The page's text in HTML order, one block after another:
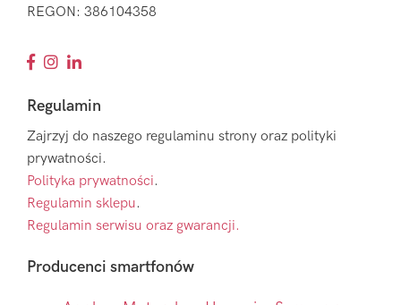
REGON: 386104358
Regulamin
Zajrzyj do naszego regulaminu strony oraz polityki
prywatności.
Polityka prywatności.
Regulamin sklepu.
Regulamin serwisu oraz gwarancji.
Producenci smartfonów